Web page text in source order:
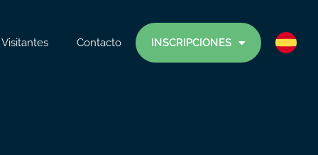
Visitantes Contacto INSCRIPCIONES